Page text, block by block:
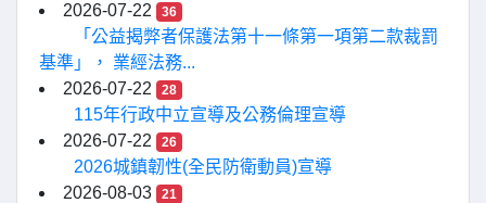
2026-07-22
36
「公益揭弊者保護法第十一條第一項第二款裁罰
基準」， 業經法務...
2026-07-22
28
115年行政中立宣導及公務倫理宣導
2026-07-22
26
2026城鎮韌性(全民防衛動員)宣導
2026-08-03
21